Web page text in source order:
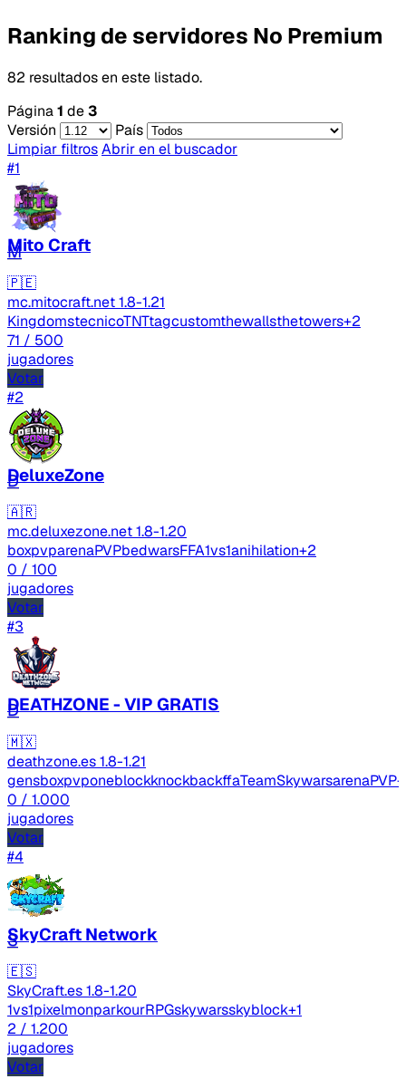
Ranking de servidores No Premium
82 resultados en este listado.
Página1 de3
Versión
País
Limpiar filtrosAbrir en el buscador
#1
M
Mito Craft
🇵🇪
mc.mitocraft.net1.8-1.21
KingdomstecnicoTNTtagcustomthewallsthetowers+2
71 / 500
jugadores
Votar
#2
D
DeluxeZone
🇦🇷
mc.deluxezone.net1.8-1.20
boxpvparenaPVPbedwarsFFA1vs1anihilation+2
0 / 100
jugadores
Votar
#3
D
DEATHZONE - VIP GRATIS
🇲🇽
deathzone.es1.8-1.21
gensboxpvponeblockknockbackffaTeamSkywarsarenaPVP
0 / 1.000
jugadores
Votar
#4
S
SkyCraft Network
🇪🇸
SkyCraft.es1.8-1.20
1vs1pixelmonparkourRPGskywarsskyblock+1
2 / 1.200
jugadores
Votar